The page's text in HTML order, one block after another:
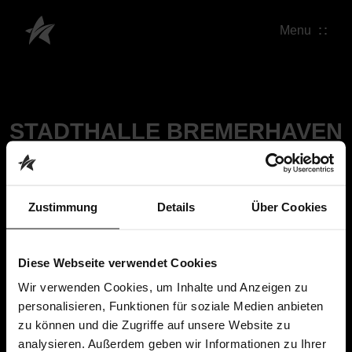
Zustimmung Details Über Cookies
Diese Webseite verwendet Cookies
Wir verwenden Cookies, um Inhalte und Anzeigen zu
personalisieren, Funktionen für soziale Medien anbieten
zu können und die Zugriffe auf unsere Website zu
analysieren. Außerdem geben wir Informationen zu Ihrer
Menu
STADTHALLE BREMERHAVEN